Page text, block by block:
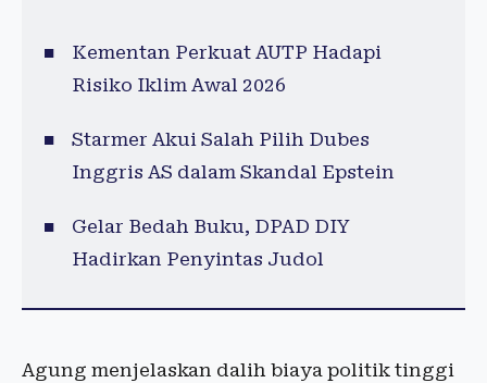
Kementan Perkuat AUTP Hadapi
Risiko Iklim Awal 2026
Starmer Akui Salah Pilih Dubes
Inggris AS dalam Skandal Epstein
Gelar Bedah Buku, DPAD DIY
Hadirkan Penyintas Judol
Agung menjelaskan dalih biaya politik tinggi